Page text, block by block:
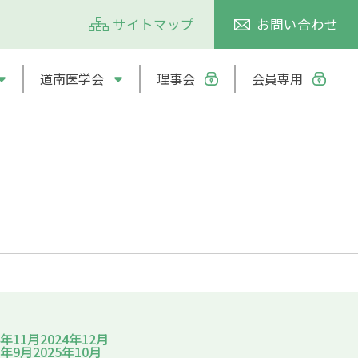
サイトマップ お問い合わせ
道南医学会 理事会 会員専用
11月2024年12月
9月2025年10月